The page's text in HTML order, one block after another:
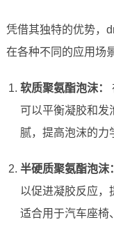
凭借其独特的优势，
在各种不同的应用场
软质聚氨酯泡沫：
可以平衡凝胶和发
腻，提高泡沫的力
半硬质聚氨酯泡沫：
以促进凝胶反应，
适合用于汽车座椅